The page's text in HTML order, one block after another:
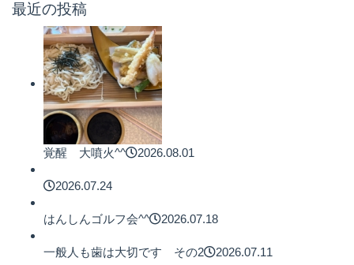
最近の投稿
覚醒 大噴火^^ 2026.08.01
2026.07.24
はんしんゴルフ会^^ 2026.07.18
一般人も歯は大切です その2 2026.07.11